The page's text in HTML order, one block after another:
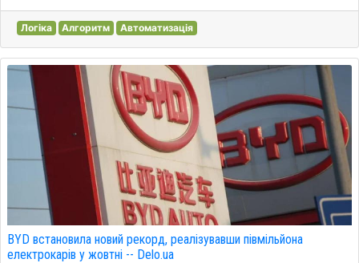
Логіка Алгоритм Автоматизація
BYD встановила новий рекорд, реалізувавши півмільйона
електрокарів у жовтні -- Delo.ua